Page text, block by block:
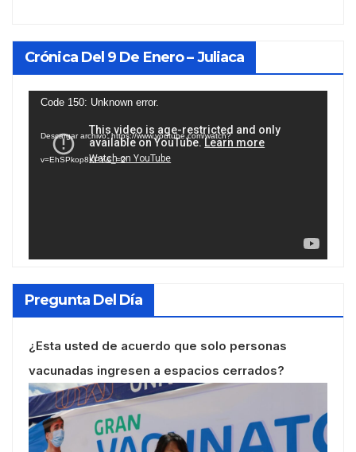
Crónica Del 9 De Enero – Juliaca
Reproductor
vídeo
Code 150: Unknown error.
Descargar archivo: https://www.youtube.com/watch?
v=EhSPkop8KPY&_=2
Pregunta Del Día
¿Esta usted de acuerdo que solo personas
vacunadas ingresen a espacios cerrados?